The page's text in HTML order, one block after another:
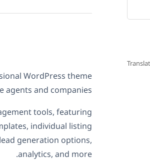
WordPress theme
and companies.
tools, featuring
individual listing
generation options,
analytics, and more.